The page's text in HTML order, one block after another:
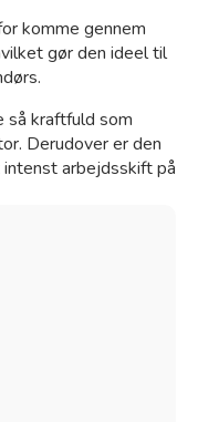
komme gennem
gør den ideel til
så kraftfuld som
Derudover er den
arbejds­skift på